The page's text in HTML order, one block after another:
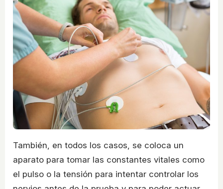
También, en todos los casos, se coloca un
aparato para tomar las constantes vitales como
el pulso o la tensión para intentar controlar los